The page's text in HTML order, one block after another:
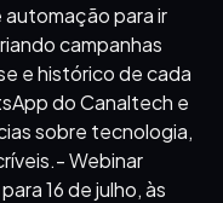
para ir
campanhas
e histórico de cada
do Canaltech e
sobre tecnologia,
Webinar
16 de julho, às